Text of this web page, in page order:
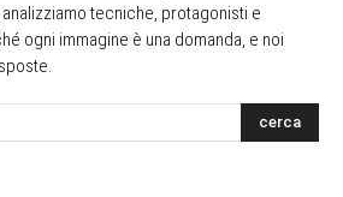
tecniche, protagonisti e
ogni immagine è una domanda, e noi
cerca